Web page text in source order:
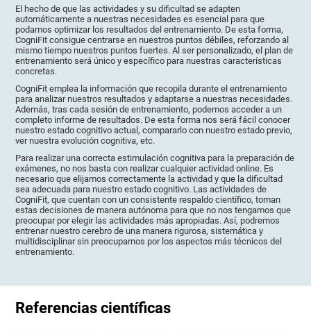
El hecho de que las actividades y su dificultad se adapten
automáticamente a nuestras necesidades es esencial para que
podamos optimizar los resultados del entrenamiento. De esta forma,
CogniFit consigue centrarse en nuestros puntos débiles, reforzando al
mismo tiempo nuestros puntos fuertes. Al ser personalizado, el plan de
entrenamiento será único y específico para nuestras características
concretas.
CogniFit emplea la información que recopila durante el entrenamiento
para analizar nuestros resultados y adaptarse a nuestras necesidades.
Además, tras cada sesión de entrenamiento, podemos acceder a un
completo informe de resultados. De esta forma nos será fácil conocer
nuestro estado cognitivo actual, compararlo con nuestro estado previo,
ver nuestra evolución cognitiva, etc.
Para realizar una correcta estimulación cognitiva para la preparación de
exámenes, no nos basta con realizar cualquier actividad online. Es
necesario que elijamos correctamente la actividad y que la dificultad
sea adecuada para nuestro estado cognitivo. Las actividades de
CogniFit, que cuentan con un consistente respaldo científico, toman
estas decisiones de manera autónoma para que no nos tengamos que
preocupar por elegir las actividades más apropiadas. Así, podremos
entrenar nuestro cerebro de una manera rigurosa, sistemática y
multidisciplinar sin preocuparnos por los aspectos más técnicos del
entrenamiento.
Referencias científicas